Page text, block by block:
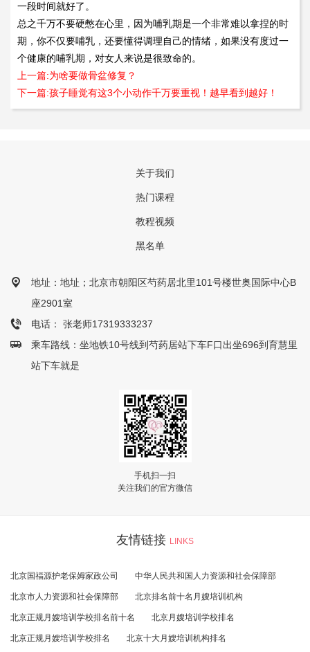
一段时间就好了。
总之千万不要硬憋在心里，因为哺乳期是一个非常难以拿捏的时
期，你不仅要哺乳，还要懂得调理自己的情绪，如果没有度过一
个健康的哺乳期，对女人来说是很致命的。
上一篇:为啥要做骨盆修复？
下一篇:孩子睡觉有这3个小动作千万要重视！越早看到越好！
关于我们
热门课程
教程视频
黑名单
地址：地址；北京市朝阳区芍药居北里101号楼世奥国际中心B
座2901室
电话： 张老师17319333237
乘车路线：坐地铁10号线到芍药居站下车F口出坐696到育慧里
站下车就是
手机扫一扫
关注我们的官方微信
友情链接 LINKS
北京国福源护老保姆家政公司 中华人民共和国人力资源和社会保障部
北京市人力资源和社会保障部 北京排名前十名月嫂培训机构
北京正规月嫂培训学校排名前十名 北京月嫂培训学校排名
北京正规月嫂培训学校排名 北京十大月嫂培训机构排名